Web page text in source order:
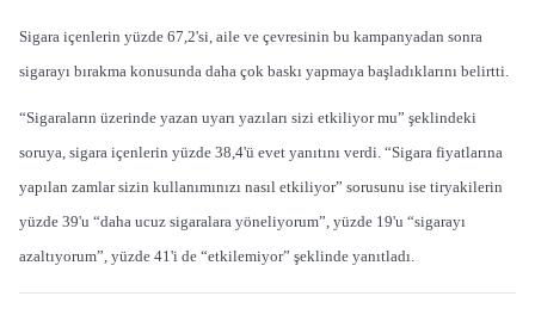
Sigara içenlerin yüzde 67,2'si, aile ve çevresinin bu kampanyadan sonra
sigarayı bırakma konusunda daha çok baskı yapmaya başladıklarını belirtti.
“Sigaraların üzerinde yazan uyarı yazıları sizi etkiliyor mu” şeklindeki
soruya, sigara içenlerin yüzde 38,4'ü evet yanıtını verdi. “Sigara fiyatlarına
yapılan zamlar sizin kullanımınızı nasıl etkiliyor” sorusunu ise tiryakilerin
yüzde 39'u “daha ucuz sigaralara yöneliyorum”, yüzde 19'u “sigarayı
azaltıyorum”, yüzde 41'i de “etkilemiyor” şeklinde yanıtladı.